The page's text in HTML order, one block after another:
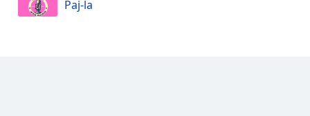
Paj-la